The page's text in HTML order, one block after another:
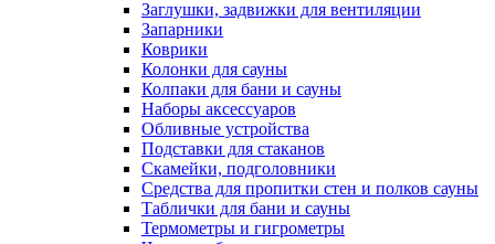
Заглушки, задвижки для вентиляции
Запарники
Коврики
Колонки для сауны
Колпаки для бани и сауны
Наборы аксессуаров
Обливные устройства
Подставки для стаканов
Скамейки, подголовники
Средства для пропитки стен и полков сауны
Таблички для бани и сауны
Термометры и гигрометры